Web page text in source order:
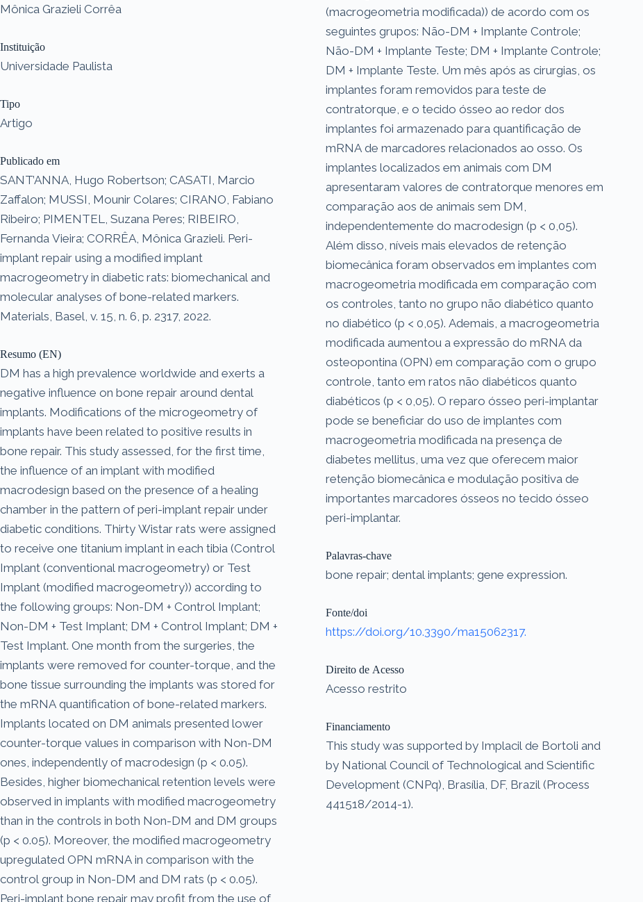
Mônica Grazieli Corrêa
Instituição
Universidade Paulista
Tipo
Artigo
Publicado em
SANT’ANNA, Hugo Robertson; CASATI, Marcio
Zaffalon; MUSSI, Mounir Colares; CIRANO, Fabiano
Ribeiro; PIMENTEL, Suzana Peres; RIBEIRO,
Fernanda Vieira; CORRÊA, Mônica Grazieli. Peri-
implant repair using a modified implant
macrogeometry in diabetic rats: biomechanical and
molecular analyses of bone-related markers.
Materials, Basel, v. 15, n. 6, p. 2317, 2022.
Resumo (EN)
DM has a high prevalence worldwide and exerts a
negative influence on bone repair around dental
implants. Modifications of the microgeometry of
implants have been related to positive results in
bone repair. This study assessed, for the first time,
the influence of an implant with modified
macrodesign based on the presence of a healing
chamber in the pattern of peri-implant repair under
diabetic conditions. Thirty Wistar rats were assigned
to receive one titanium implant in each tibia (Control
Implant (conventional macrogeometry) or Test
Implant (modified macrogeometry)) according to
the following groups: Non-DM + Control Implant;
Non-DM + Test Implant; DM + Control Implant; DM +
Test Implant. One month from the surgeries, the
implants were removed for counter-torque, and the
bone tissue surrounding the implants was stored for
the mRNA quantification of bone-related markers.
Implants located on DM animals presented lower
counter-torque values in comparison with Non-DM
ones, independently of macrodesign (p < 0.05).
Besides, higher biomechanical retention levels were
observed in implants with modified macrogeometry
than in the controls in both Non-DM and DM groups
(p < 0.05). Moreover, the modified macrogeometry
upregulated OPN mRNA in comparison with the
control group in Non-DM and DM rats (p < 0.05).
Peri-implant bone repair may profit from the use of
(macrogeometria modificada)) de acordo com os
seguintes grupos: Não-DM + Implante Controle;
Não-DM + Implante Teste; DM + Implante Controle;
DM + Implante Teste. Um mês após as cirurgias, os
implantes foram removidos para teste de
contratorque, e o tecido ósseo ao redor dos
implantes foi armazenado para quantificação de
mRNA de marcadores relacionados ao osso. Os
implantes localizados em animais com DM
apresentaram valores de contratorque menores em
comparação aos de animais sem DM,
independentemente do macrodesign (p < 0,05).
Além disso, níveis mais elevados de retenção
biomecânica foram observados em implantes com
macrogeometria modificada em comparação com
os controles, tanto no grupo não diabético quanto
no diabético (p < 0,05). Ademais, a macrogeometria
modificada aumentou a expressão do mRNA da
osteopontina (OPN) em comparação com o grupo
controle, tanto em ratos não diabéticos quanto
diabéticos (p < 0,05). O reparo ósseo peri-implantar
pode se beneficiar do uso de implantes com
macrogeometria modificada na presença de
diabetes mellitus, uma vez que oferecem maior
retenção biomecânica e modulação positiva de
importantes marcadores ósseos no tecido ósseo
peri-implantar.
Palavras-chave
bone repair; dental implants; gene expression.
Fonte/doi
https://doi.org/10.3390/ma15062317.
Direito de Acesso
Acesso restrito
Financiamento
This study was supported by Implacil de Bortoli and
by National Council of Technological and Scientific
Development (CNPq), Brasília, DF, Brazil (Process
441518/2014-1).